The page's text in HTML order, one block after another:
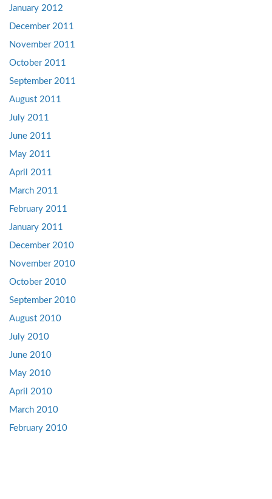
January 2012
December 2011
November 2011
October 2011
September 2011
August 2011
July 2011
June 2011
May 2011
April 2011
March 2011
February 2011
January 2011
December 2010
November 2010
October 2010
September 2010
August 2010
July 2010
June 2010
May 2010
April 2010
March 2010
February 2010